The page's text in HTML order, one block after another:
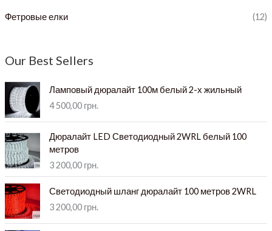
Фетровые елки (12)
Our Best Sellers
Ламповый дюралайт 100м белый 2-х жильный
4 500,00 грн.
Дюралайт LED Светодиодный 2WRL белый 100
метров
3 200,00 грн.
Светодиодный шланг дюралайт 100 метров 2WRL
3 200,00 грн.